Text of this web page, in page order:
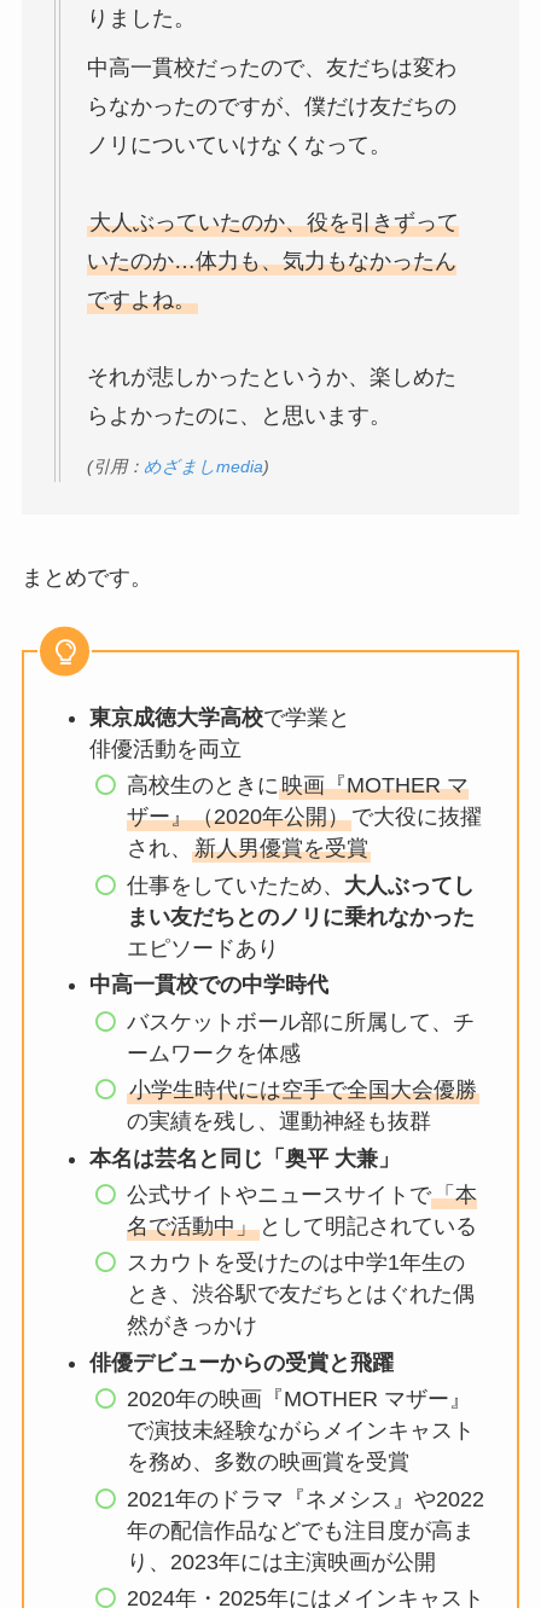
りました。
中高一貫校だったので、友だちは変わ
らなかったのですが、僕だけ友だちの
ノリについていけなくなって。
大人ぶっていたのか、役を引きずって
いたのか…体力も、気力もなかったん
ですよね。
それが悲しかったというか、楽しめた
らよかったのに、と思います。
(引用： めざましmedia)
まとめです。
東京成徳大学高校で学業と
俳優活動を両立
高校生のときに映画『MOTHER マ
ザー』（2020年公開）で大役に抜擢
され、 新人男優賞を受賞
仕事をしていたため、 大人ぶってし
まい友だちとのノリに乗れなかった
エピソードあり
中高一貫校での中学時代
バスケットボール部に所属して、チ
ームワークを体感
小学生時代には空手で全国大会優勝
の実績を残し、運動神経も抜群
本名は芸名と同じ「奥平 大兼」
公式サイトやニュースサイトで「本
名で活動中」 として明記されている
スカウトを受けたのは中学1年生の
とき、渋谷駅で友だちとはぐれた偶
然がきっかけ
俳優デビューからの受賞と飛躍
2020年の映画『MOTHER マザー』
で演技未経験ながらメインキャスト
を務め、多数の映画賞を受賞
2021年のドラマ『ネメシス』や2022
年の配信作品などでも注目度が高ま
り、2023年には主演映画が公開
2024年・2025年にはメインキャスト